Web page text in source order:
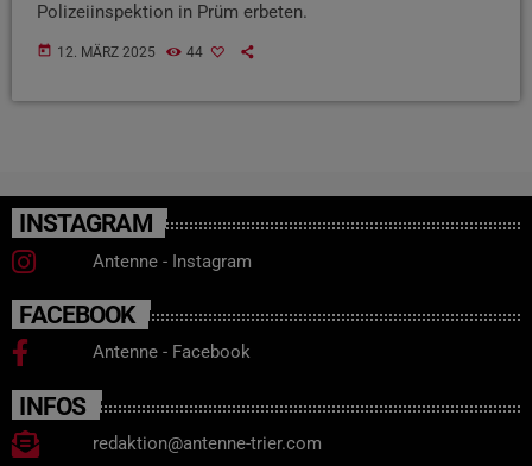
Polizeiinspektion in Prüm erbeten.
today 12. MÄRZ 2025 44
INSTAGRAM
Antenne - Instagram
FACEBOOK
Antenne - Facebook
INFOS
redaktion@antenne-trier.com